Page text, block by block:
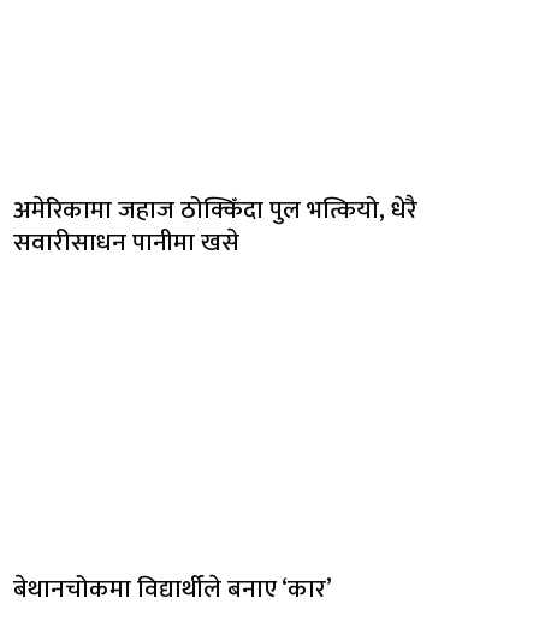
अमेरिकामा जहाज ठोक्किँदा पुल भत्कियो, धेरै
सवारीसाधन पानीमा खसे
बेथानचोकमा विद्यार्थीले बनाए ‘कार’